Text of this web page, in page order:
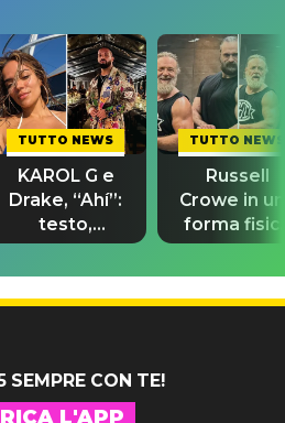
TUTTO NEWS
KAROL G e
Drake, “Ahí”:
testo,
traduzione e
significato
del brano
TUTTO NEWS
Russell
Crowe in
forma
per “The
Druid”
SEMPRE CON TE!
L'APP